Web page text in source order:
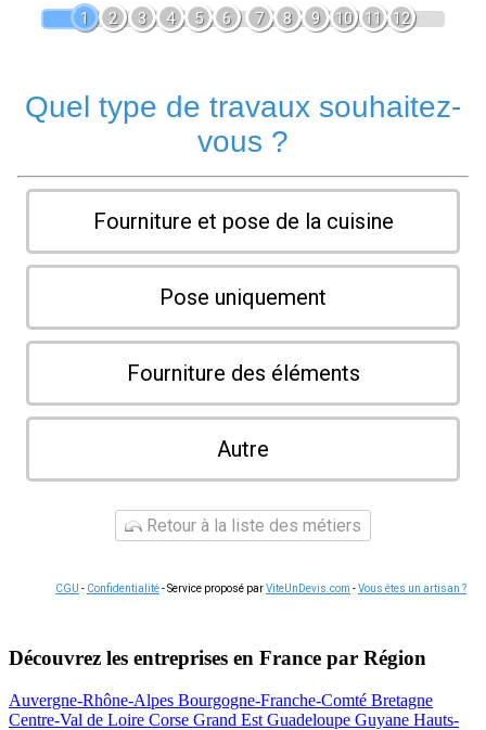
1 2 3 4 5 6 7 8 9 10 11 12
Quel type de travaux souhaitez-
vous ?
Fourniture et pose de la cuisine
Pose uniquement
Fourniture des éléments
Autre
Retour à la liste des métiers
CGU - Confidentialité- Service proposé parViteUnDevis.com -Vous êtes un artisan ?
Découvrez les entreprises en France par Région
Auvergne-Rhône-Alpes Bourgogne-Franche-Comté Bretagne
Centre-Val de Loire Corse Grand Est Guadeloupe Guyane Hauts-